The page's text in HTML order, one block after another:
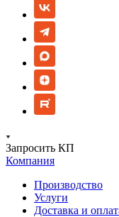
Запросить КП
Компания
Производство
Услуги
Доставка и